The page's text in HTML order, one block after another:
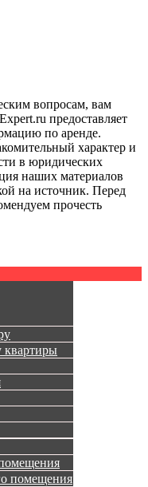
вопросам, вам
предоставляет
по аренде.
характер и
в юридических
наших материалов
на источник. Перед
прочесть
квартиры
помещения